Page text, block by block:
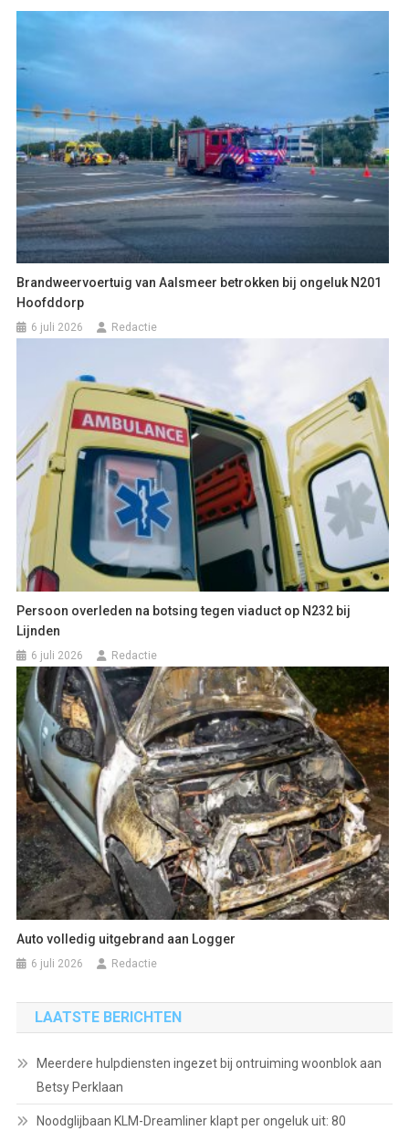
Brandweervoertuig van Aalsmeer betrokken bij ongeluk N201
Hoofddorp
6 juli 2026 Redactie
Persoon overleden na botsing tegen viaduct op N232 bij
Lijnden
6 juli 2026 Redactie
Auto volledig uitgebrand aan Logger
6 juli 2026 Redactie
LAATSTE BERICHTEN
Meerdere hulpdiensten ingezet bij ontruiming woonblok aan
Betsy Perklaan
Noodglijbaan KLM-Dreamliner klapt per ongeluk uit: 80